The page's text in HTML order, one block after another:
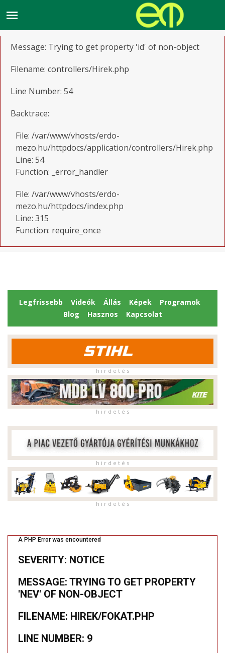
Message: Trying to get property 'id' of non-object
Filename: controllers/Hirek.php
Line Number: 54
Backtrace:
File: /var/www/vhosts/erdo-
mezo.hu/httpdocs/application/controllers/Hirek.php
Line: 54
Function: _error_handler
File: /var/www/vhosts/erdo-
mezo.hu/httpdocs/index.php
Line: 315
Function: require_once
Legfrissebb Videók Állás Képek
Programok
Blog
Hasznos Kapcsolat
h i r d e t é s
h i r d e t é s
h i r d e t é s
h i r d e t é s
A PHP Error was encountered
SEVERITY: NOTICE
MESSAGE: TRYING TO GET PROPERTY
'NEV' OF NON-OBJECT
FILENAME: HIREK/FOKAT.PHP
LINE NUMBER: 9